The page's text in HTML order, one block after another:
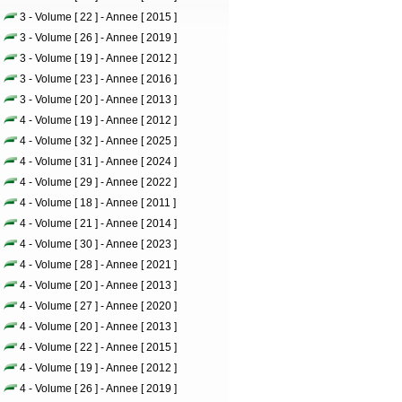
3 - Volume [ 22 ] - Annee [ 2015 ]
3 - Volume [ 26 ] - Annee [ 2019 ]
3 - Volume [ 19 ] - Annee [ 2012 ]
3 - Volume [ 23 ] - Annee [ 2016 ]
3 - Volume [ 20 ] - Annee [ 2013 ]
4 - Volume [ 19 ] - Annee [ 2012 ]
4 - Volume [ 32 ] - Annee [ 2025 ]
4 - Volume [ 31 ] - Annee [ 2024 ]
4 - Volume [ 29 ] - Annee [ 2022 ]
4 - Volume [ 18 ] - Annee [ 2011 ]
4 - Volume [ 21 ] - Annee [ 2014 ]
4 - Volume [ 30 ] - Annee [ 2023 ]
4 - Volume [ 28 ] - Annee [ 2021 ]
4 - Volume [ 20 ] - Annee [ 2013 ]
4 - Volume [ 27 ] - Annee [ 2020 ]
4 - Volume [ 20 ] - Annee [ 2013 ]
4 - Volume [ 22 ] - Annee [ 2015 ]
4 - Volume [ 19 ] - Annee [ 2012 ]
4 - Volume [ 26 ] - Annee [ 2019 ]